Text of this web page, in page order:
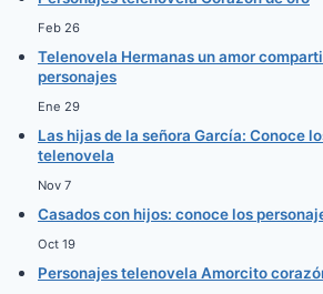
Feb 26
Telenovela Hermanas un amor
personajes
Ene 29
Las hijas de la señora García: Conoce
telenovela
Nov 7
Casados con hijos: conoce los
Oct 19
Personajes telenovela Amorcito